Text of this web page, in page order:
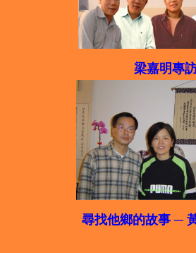
梁嘉明專
尋找他鄉的故事 ─